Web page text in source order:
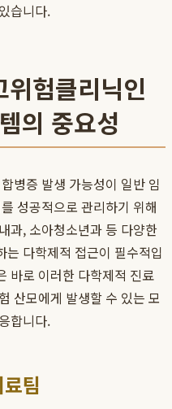
습니다.
험클리닉인
의 중요성
병증 발생 가능성이 일반 임
성공적으로 관리하기 위해
과, 소아청소년과 등 다양한
다학제적 접근이 필수적입
바로 이러한 다학제적 진료
산모에게 발생할 수 있는 모
합니다.
팀